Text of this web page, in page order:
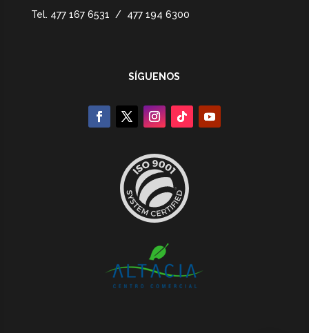
Tel. 477 167 6531 / 477 194 6300
SÍGUENOS